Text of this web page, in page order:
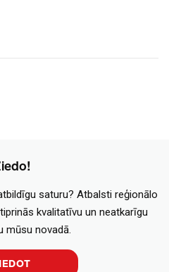
saturu? Atbalsti reģionālo
kvalitatīvu un neatkarīgu
mūsu novadā.